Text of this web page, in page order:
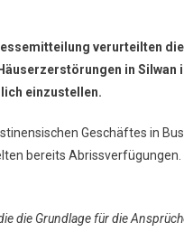
verurteilten
in
einzustellen.
Geschäftes in
bereits
die Grundlage für die